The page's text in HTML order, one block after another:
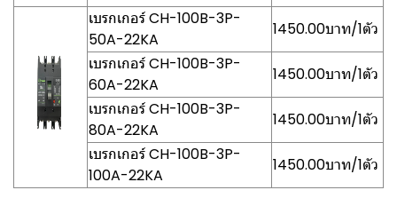
เบรกเกอร์ CH-100B-3P-
50A-22KA
1450.00บาท/1ตัว
เบรกเกอร์ CH-100B-3P-
60A-22KA
1450.00บาท/1ตัว
เบรกเกอร์ CH-100B-3P-
80A-22KA
1450.00บาท/1ตัว
เบรกเกอร์ CH-100B-3P-
100A-22KA
1450.00บาท/1ตัว